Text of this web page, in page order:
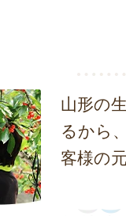
山形の
るから
客様の